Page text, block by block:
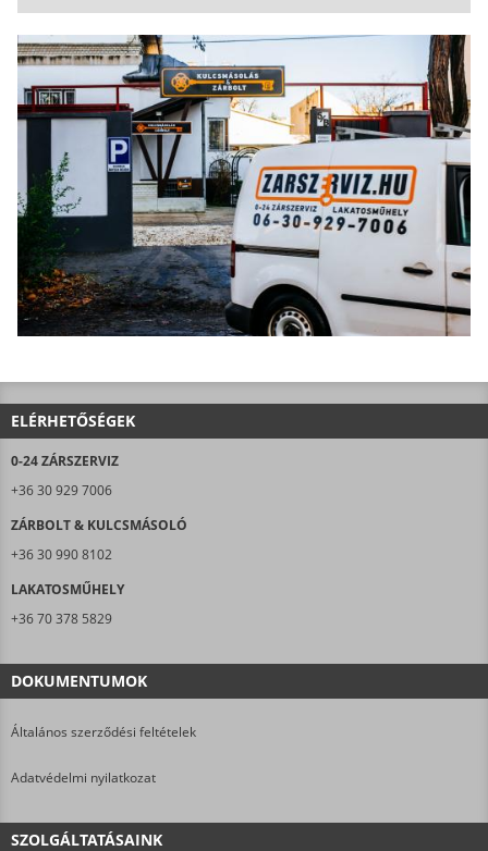
ELÉRHETŐSÉGEK
0-24 ZÁRSZERVIZ
+36 30 929 7006
ZÁRBOLT & KULCSMÁSOLÓ
+36 30 990 8102
LAKATOSMŰHELY
+36 70 378 5829
DOKUMENTUMOK
Általános szerződési feltételek
Adatvédelmi nyilatkozat
SZOLGÁLTATÁSAINK